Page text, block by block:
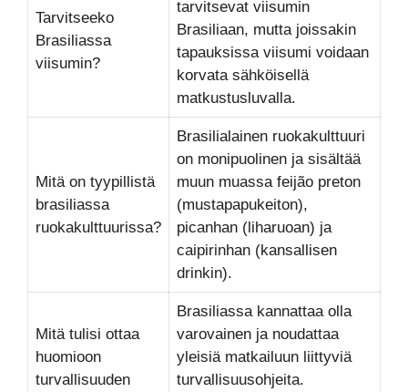
Tarvitseeko
Brasiliassa
viisumin?
tarvitsevat viisumin
Brasiliaan, mutta joissakin
tapauksissa viisumi voidaan
korvata sähköisellä
matkustusluvalla.
Mitä on tyypillistä
brasiliassa
ruokakulttuurissa?
Brasilialainen ruokakulttuuri
on monipuolinen ja sisältää
muun muassa feijão preton
(mustapapukeiton),
picanhan (liharuoan) ja
caipirinhan (kansallisen
drinkin).
Mitä tulisi ottaa
huomioon
turvallisuuden
Brasiliassa kannattaa olla
varovainen ja noudattaa
yleisiä matkailuun liittyviä
turvallisuusohjeita.